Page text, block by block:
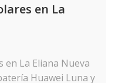
en La
en La Eliana Nueva
Huawei Luna y